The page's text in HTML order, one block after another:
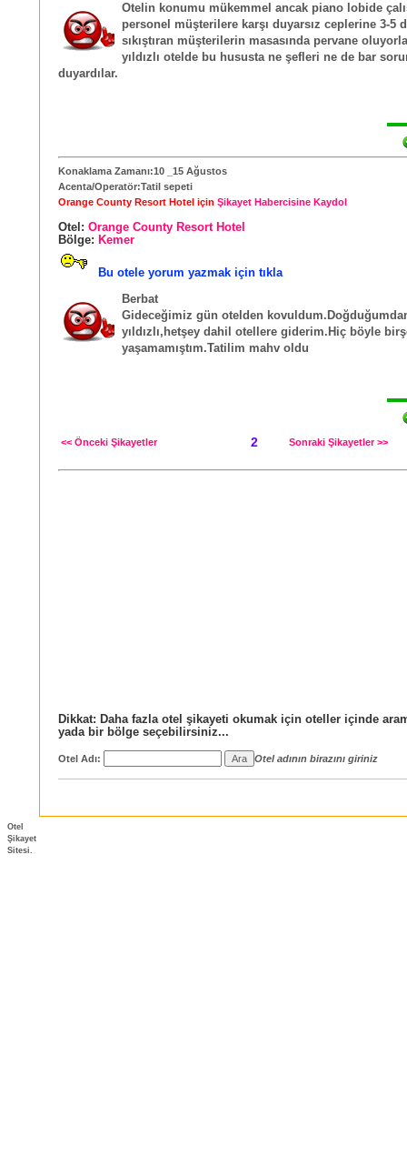
Otelin konumu mükemmel ancak piano lobide
personel müşterilere karşı duyarsız ceplerine 3-5
sıkıştıran müşterilerin masasında pervane
yıldızlı otelde bu hususta ne şefleri ne de bar
duyardılar.
Konaklama Zamanı:10 _15 Ağustos
Acenta/Operatör:Tatil sepeti
Orange County Resort Hotel için Şikayet Habercisine Kaydol
Otel: Orange County Resort Hotel
Bölge: Kemer
Bu otele yorum yazmak için tıkla
Berbat
Gideceğimiz gün otelden
yıldızlı,hetşey dahil otellere giderim.Hiç böyle
yaşamamıştım.Tatilim mahv oldu
<< Önceki Şikayetler 2 Sonraki Şikayetler >>
Dikkat: Daha fazla otel şikayeti okumak için oteller içinde
yada bir bölge seçebilirsiniz...
Otel Adı: Otel adının birazını giriniz
Otel
Şikayet
Sitesi.